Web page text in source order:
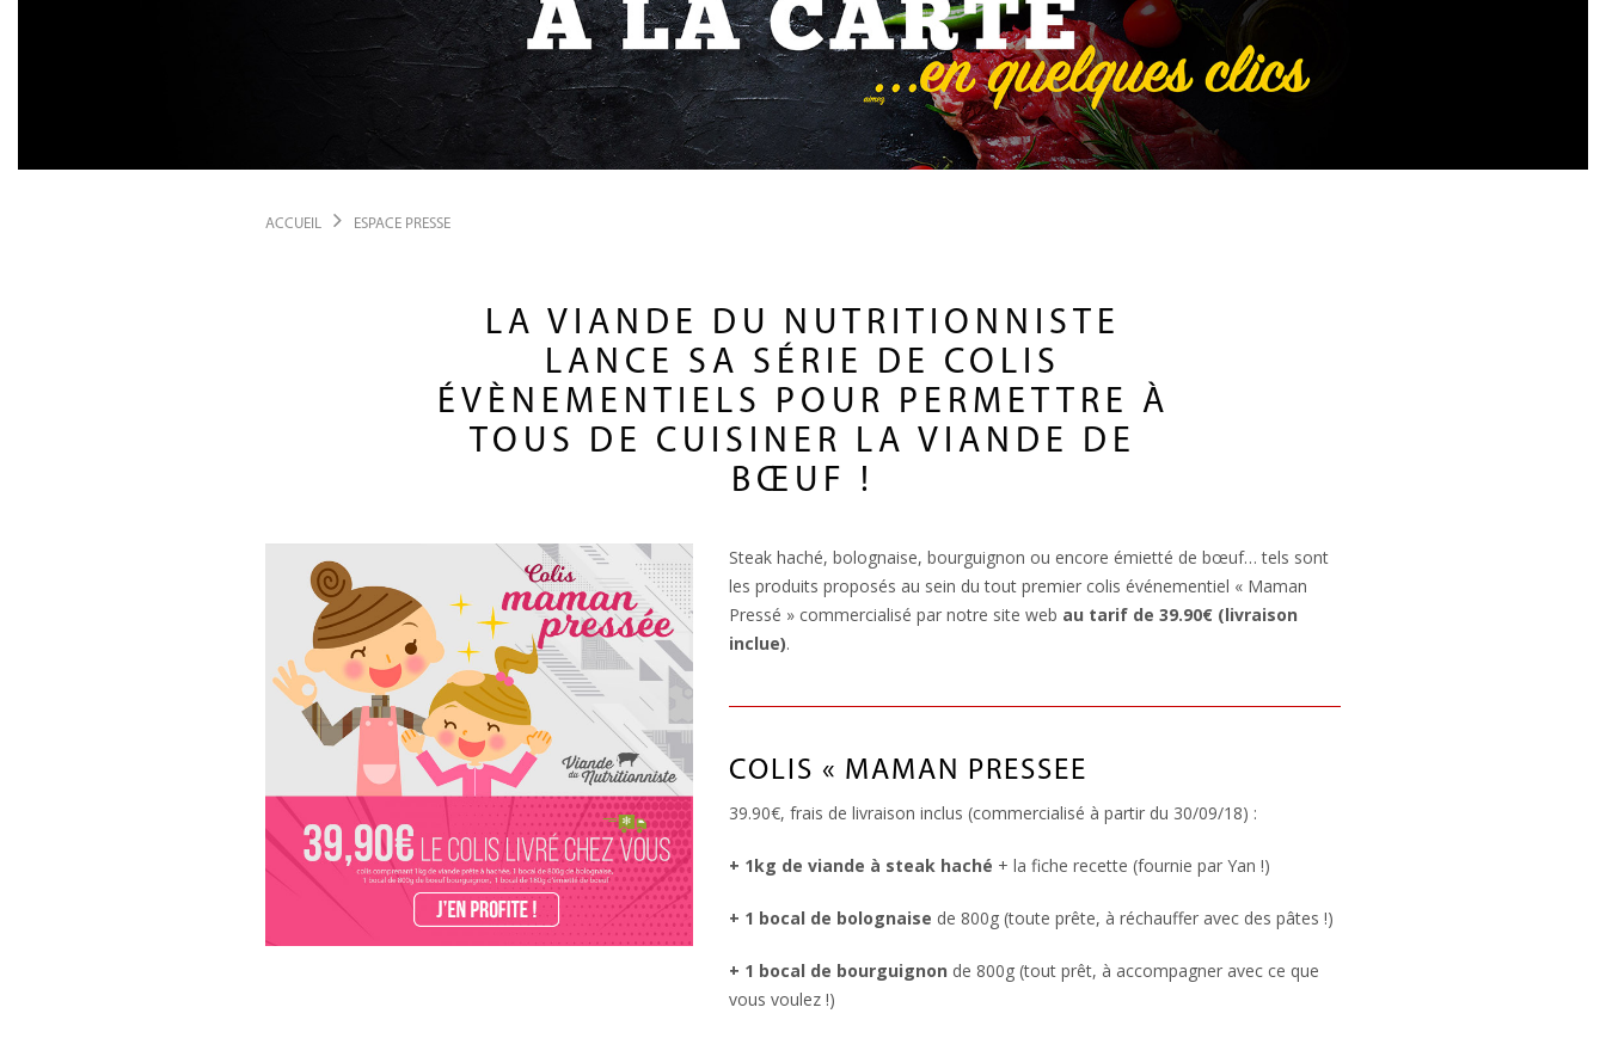
ACCUEIL ESPACE PRESSE
LA VIANDE DU NUTRITIONNISTE
LANCE SA SÉRIE DE COLIS
ÉVÈNEMENTIELS POUR PERMETTRE À
TOUS DE CUISINER LA VIANDE DE
BŒUF !
Steak haché, bolognaise, bourguignon ou encore émietté de bœuf… tels sont
les produits proposés au sein du tout premier colis événementiel « Maman
Pressé » commercialisé par notre site web au tarif de 39.90€ (livraison
inclue).
COLIS « MAMAN PRESSEE
39.90€, frais de livraison inclus (commercialisé à partir du 30/09/18) :
+ 1kg de viande à steak haché + la fiche recette (fournie par Yan !)
+ 1 bocal de bolognaise de 800g (toute prête, à réchauffer avec des pâtes !)
+ 1 bocal de bourguignon de 800g (tout prêt, à accompagner avec ce que
vous voulez !)